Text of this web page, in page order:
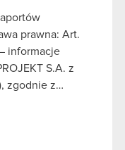
prawna: Art.
informacje
S.A. z
zgodnie z…